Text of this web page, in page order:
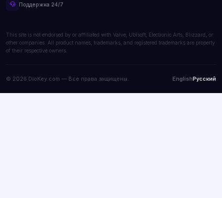
Поддержка 24/7
This site is not endorsed by or affiliated with Valve, Ubisoft, Electronic Arts, Blizzard, or
other companies. All product names, trademarks, and registered trademarks are property
of their respective owners.
© 2026 DioKey.com — Все права защищены. EnglishРусский